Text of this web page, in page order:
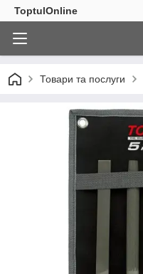
ToptulOnline
Товари та послуги